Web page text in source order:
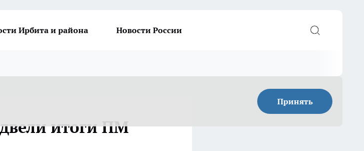
Ирбита и района Новости России
Принять
итоги ПМ